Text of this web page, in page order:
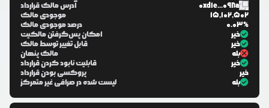
آدرس مالک قرارداد
0xd1e...098a
موجودی مالک
15,102,502
درصد موجودی مالک
0.03%
امکان پس‌گرفتن مالکیت
خیر
قابل تغییر توسط مالک
خیر
مالک پنهان
بله
قابلیت نابود کردن قرارداد
خیر
پروکسی بودن قرارداد
خیر
لیست شده در صرافی غیر متمرکز
بله